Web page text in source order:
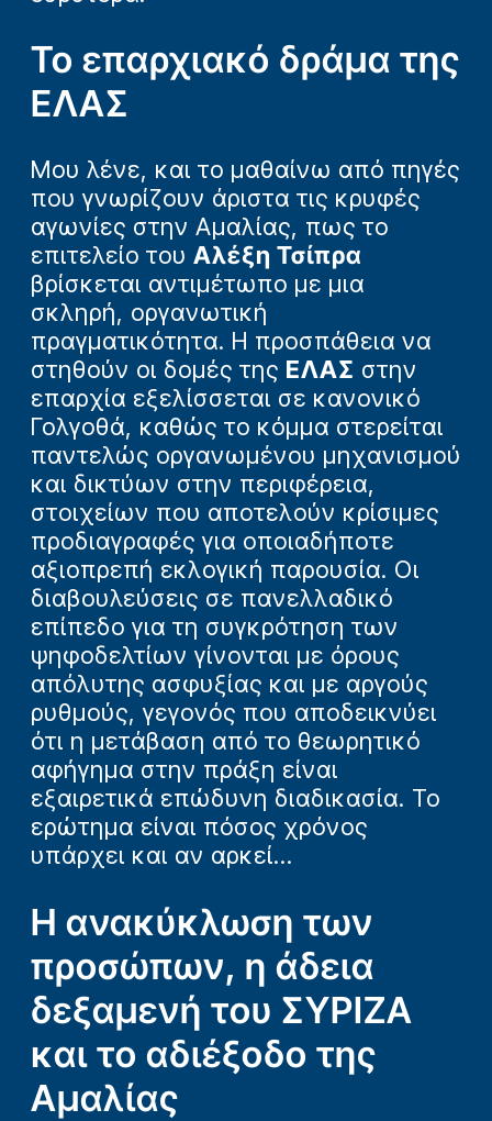
Το επαρχιακό δράμα της
ΕΛΑΣ
Μου λένε, και το μαθαίνω από πηγές
που γνωρίζουν άριστα τις κρυφές
αγωνίες στην Αμαλίας, πως το
επιτελείο του Αλέξη Τσίπρα
βρίσκεται αντιμέτωπο με μια
σκληρή, οργανωτική
πραγματικότητα. Η προσπάθεια να
στηθούν οι δομές της ΕΛΑΣ στην
επαρχία εξελίσσεται σε κανονικό
Γολγοθά, καθώς το κόμμα στερείται
παντελώς οργανωμένου μηχανισμού
και δικτύων στην περιφέρεια,
στοιχείων που αποτελούν κρίσιμες
προδιαγραφές για οποιαδήποτε
αξιοπρεπή εκλογική παρουσία. Οι
διαβουλεύσεις σε πανελλαδικό
επίπεδο για τη συγκρότηση των
ψηφοδελτίων γίνονται με όρους
απόλυτης ασφυξίας και με αργούς
ρυθμούς, γεγονός που αποδεικνύει
ότι η μετάβαση από το θεωρητικό
αφήγημα στην πράξη είναι
εξαιρετικά επώδυνη διαδικασία. Το
ερώτημα είναι πόσος χρόνος
υπάρχει και αν αρκεί...
Η ανακύκλωση των
προσώπων, η άδεια
δεξαμενή του ΣΥΡΙΖΑ
και το αδιέξοδο της
Αμαλίας